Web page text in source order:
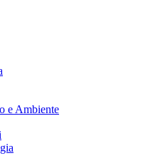
e Ambiente